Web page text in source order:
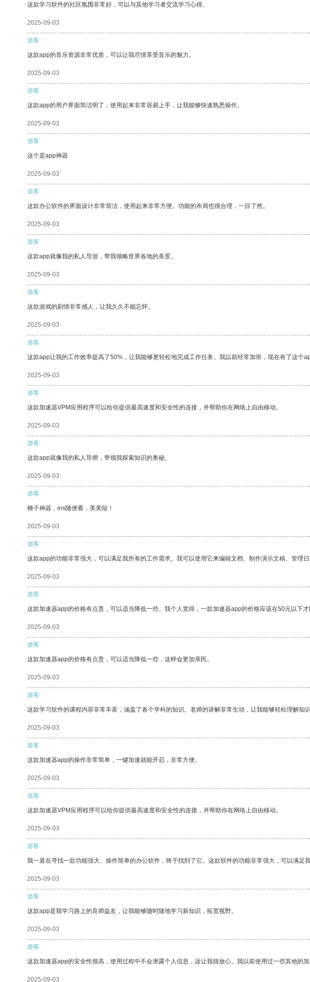
这款学习软件的社区氛围非常好，可以与其他学习者交流学习心得。
2025-09-03
游客
这款app的音乐资源非常优质，可以让我尽情享受音乐的魅力。
2025-09-03
游客
这款app的用户界面简洁明了，使用起来非常容易上手，让我能够快速熟悉操作。
2025-09-03
游客
这个是app神器
2025-09-03
游客
这款办公软件的界面设计非常简洁，使用起来非常方便。功能的布局也很合理，一目了然。
2025-09-03
游客
这款app就像我的私人导游，带我领略世界各地的美景。
2025-09-03
游客
这款游戏的剧情非常感人，让我久久不能忘怀。
2025-09-03
游客
这款app让我的工作效率提高了50%，让我能够更轻松地完成工作任务。我以前经常加班，现在有了这个
2025-09-03
游客
这款加速器VPM应用程序可以给你提供最高速度和安全性的连接，并帮助你在网络上自由移动。
2025-09-03
游客
这款app就像我的私人导师，带领我探索知识的奥秘。
2025-09-03
游客
梯子神器，ins随便看，美美哒！
2025-09-03
游客
这款app的功能非常强大，可以满足我所有的工作需求。我可以使用它来编辑文档、制作演示文稿、管理日
2025-09-03
游客
这款加速器app的价格有点贵，可以适当降低一些。我个人觉得，一款加速器app的价格应该在50元以下才
2025-09-03
游客
这款加速器app的价格有点贵，可以适当降低一些，这样会更加亲民。
2025-09-03
游客
这款学习软件的课程内容非常丰富，涵盖了各个学科的知识。老师的讲解非常生动，让我能够轻松理解知识
2025-09-03
游客
这款加速器app的操作非常简单，一键加速就能开启，非常方便。
2025-09-03
游客
这款加速器VPM应用程序可以给你提供最高速度和安全性的连接，并帮助你在网络上自由移动。
2025-09-03
游客
我一直在寻找一款功能强大、操作简单的办公软件，终于找到了它。这款软件的功能非常强大，可以满足
2025-09-03
游客
这款app是我学习路上的良师益友，让我能够随时随地学习新知识，拓宽视野。
2025-09-03
游客
这款加速器app的安全性很高，使用过程中不会泄露个人信息，这让我很放心。我以前使用过一些其他的
2025-09-03